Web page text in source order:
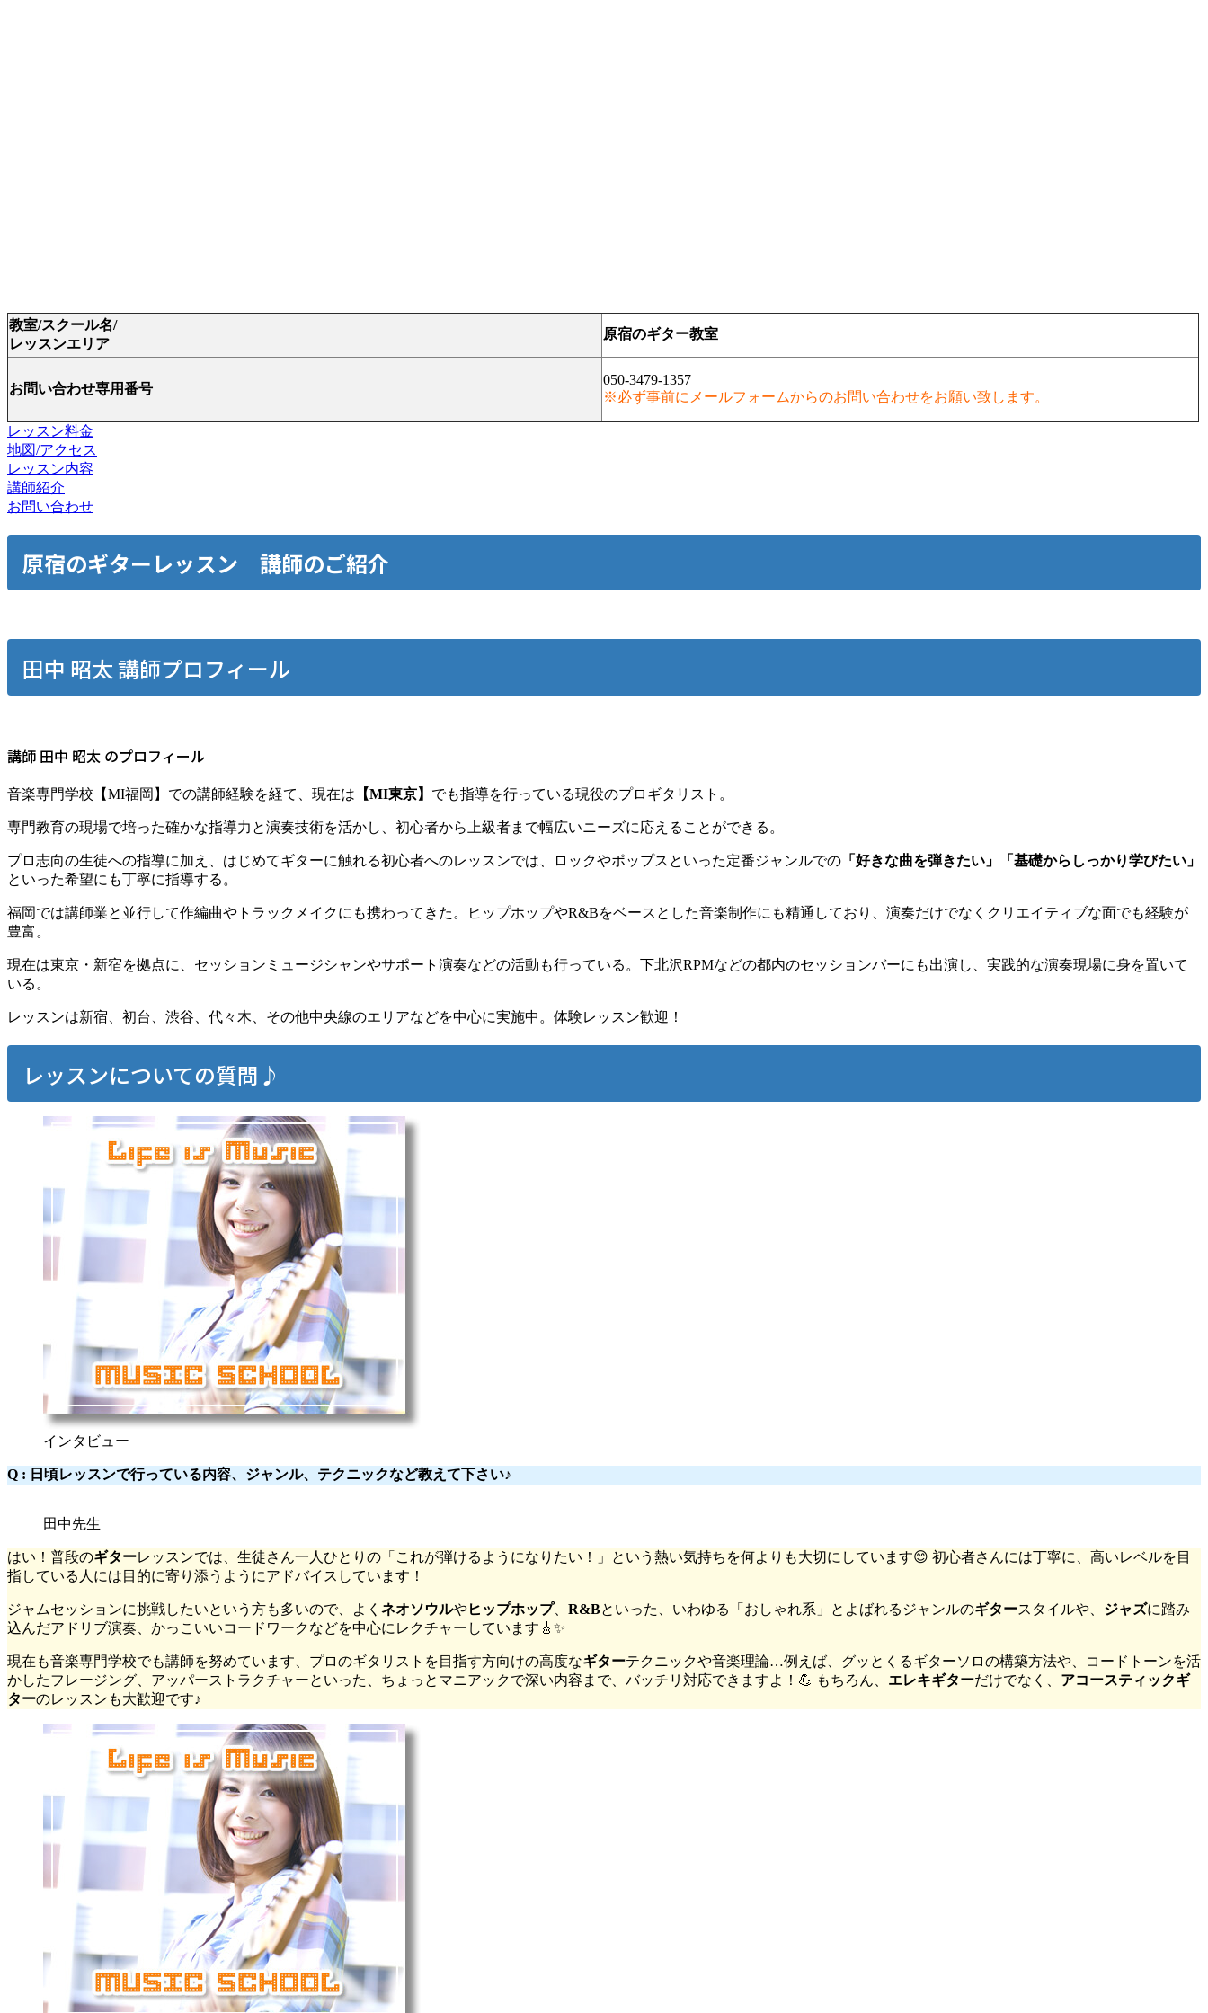
教室/スクール名/
レッスンエリア
原宿のギター教室
お問い合わせ専用番号
050-3479-1357
※必ず事前にメールフォームからのお問い合わせをお願い致します。
レッスン料金
地図/アクセス
レッスン内容
講師紹介
お問い合わせ
原宿のギターレッスン 講師のご紹介
田中 昭太 講師プロフィール
講師 田中 昭太 のプロフィール
音楽専門学校【MI福岡】での講師経験を経て、現在は 【MI東京】 でも指導を行っている現役のプロギタリスト。
専門教育の現場で培った確かな指導力と演奏技術を活かし、初心者から上級者まで幅広いニーズに応えることができる。
プロ志向の生徒への指導に加え、はじめてギターに触れる初心者へのレッスンでは、ロックやポップスといった定番ジャンルでの 「好きな曲を弾きたい」「基礎からしっかり学びたい」
といった希望にも丁寧に指導する。
福岡では講師業と並行して作編曲やトラックメイクにも携わってきた。ヒップホップやR&Bをベースとした音楽制作にも精通しており、演奏だけでなくクリエイティブな面でも経験が
豊富。
現在は東京・新宿を拠点に、セッションミュージシャンやサポート演奏などの活動も行っている。下北沢RPMなどの都内のセッションバーにも出演し、実践的な演奏現場に身を置いて
いる。
レッスンは新宿、初台、渋谷、代々木、その他中央線のエリアなどを中心に実施中。体験レッスン歓迎！
レッスンについての質問♪
インタビュー
Q : 日頃レッスンで行っている内容、ジャンル、テクニックなど教えて下さい♪
田中先生
はい！普段のギターレッスンでは、生徒さん一人ひとりの「これが弾けるようになりたい！」という熱い気持ちを何よりも大切にしています😊 初心者さんには丁寧に、高いレベルを目
指している人には目的に寄り添うようにアドバイスしています！
ジャムセッションに挑戦したいという方も多いので、よく ネオソウルやヒップホップ、 R&Bといった、いわゆる「おしゃれ系」とよばれるジャンルのギタースタイルや、 ジャズに踏み
込んだアドリブ演奏、かっこいいコードワークなどを中心にレクチャーしています🎸✨
現在も音楽専門学校でも講師を努めています、プロのギタリストを目指す方向けの高度なギターテクニックや音楽理論…例えば、グッとくるギターソロの構築方法や、コードトーンを活
かしたフレージング、アッパーストラクチャーといった、ちょっとマニアックで深い内容まで、バッチリ対応できますよ！💪 もちろん、 エレキギターだけでなく、 アコースティックギ
ターのレッスンも大歓迎です♪